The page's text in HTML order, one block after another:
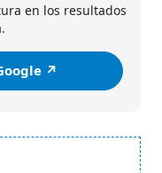
en los resultados
↗️